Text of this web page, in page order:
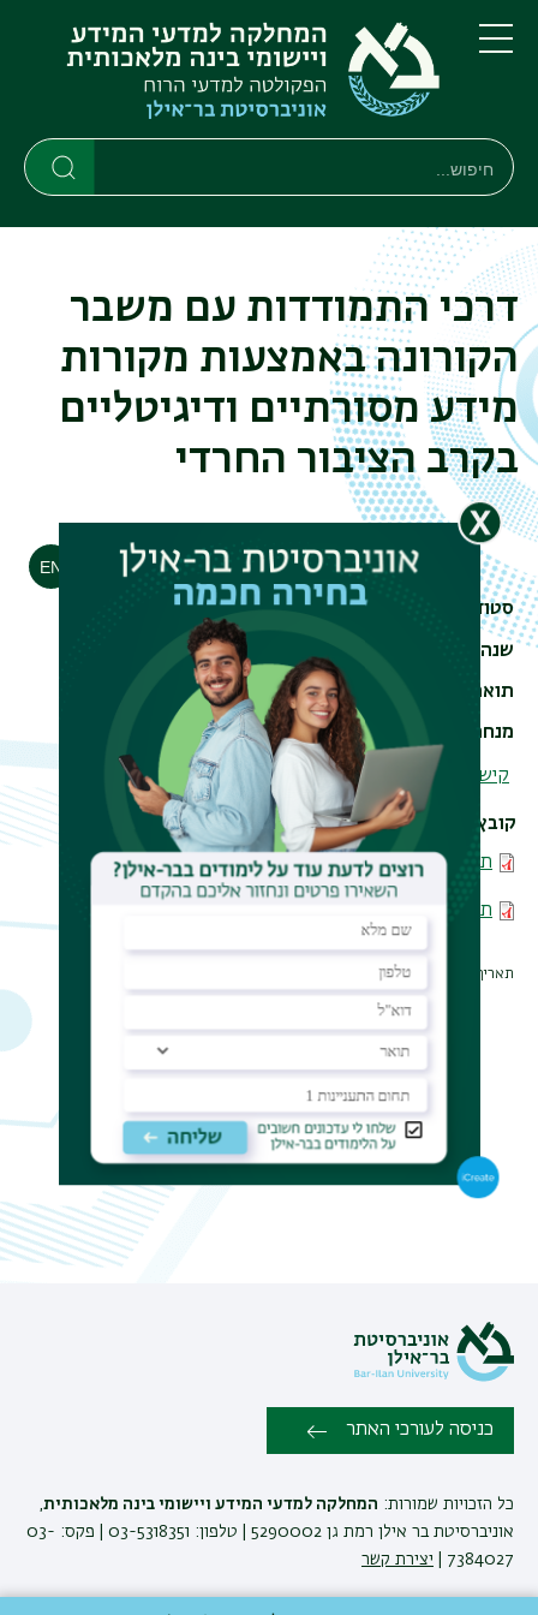
דילוג
לתוכן
העיקרי
דילוג
לתפריט
ניווט
ראשי
תפריט
חיפוש
Search
דרכי התמודדות עם משבר
הקורונה באמצעות מקורות
מידע מסורתיים ודיגיטליים
בקרב הציבור החרדי‏
סטודנט/ית
לוין, דוד
שנה
תואר MA
מנחה ד"ר טלי גזית
קישור לקטלוג ולטקסט מלא
קובץ
גודל
תקציר עברית
174.52 KB
תקציר אנגלית
תאריך עדכון אחרון : 04/03/2024
כניסה לעורכי האתר
כל הזכויות שמורות: המחלקה למדעי המידע ויישומי בינה מלאכותית
אוניברסיטת בר אילן רמת גן 5290002 | טלפון: 03-5318351 | פקס: 03-
7384027 |
יצירת קשר